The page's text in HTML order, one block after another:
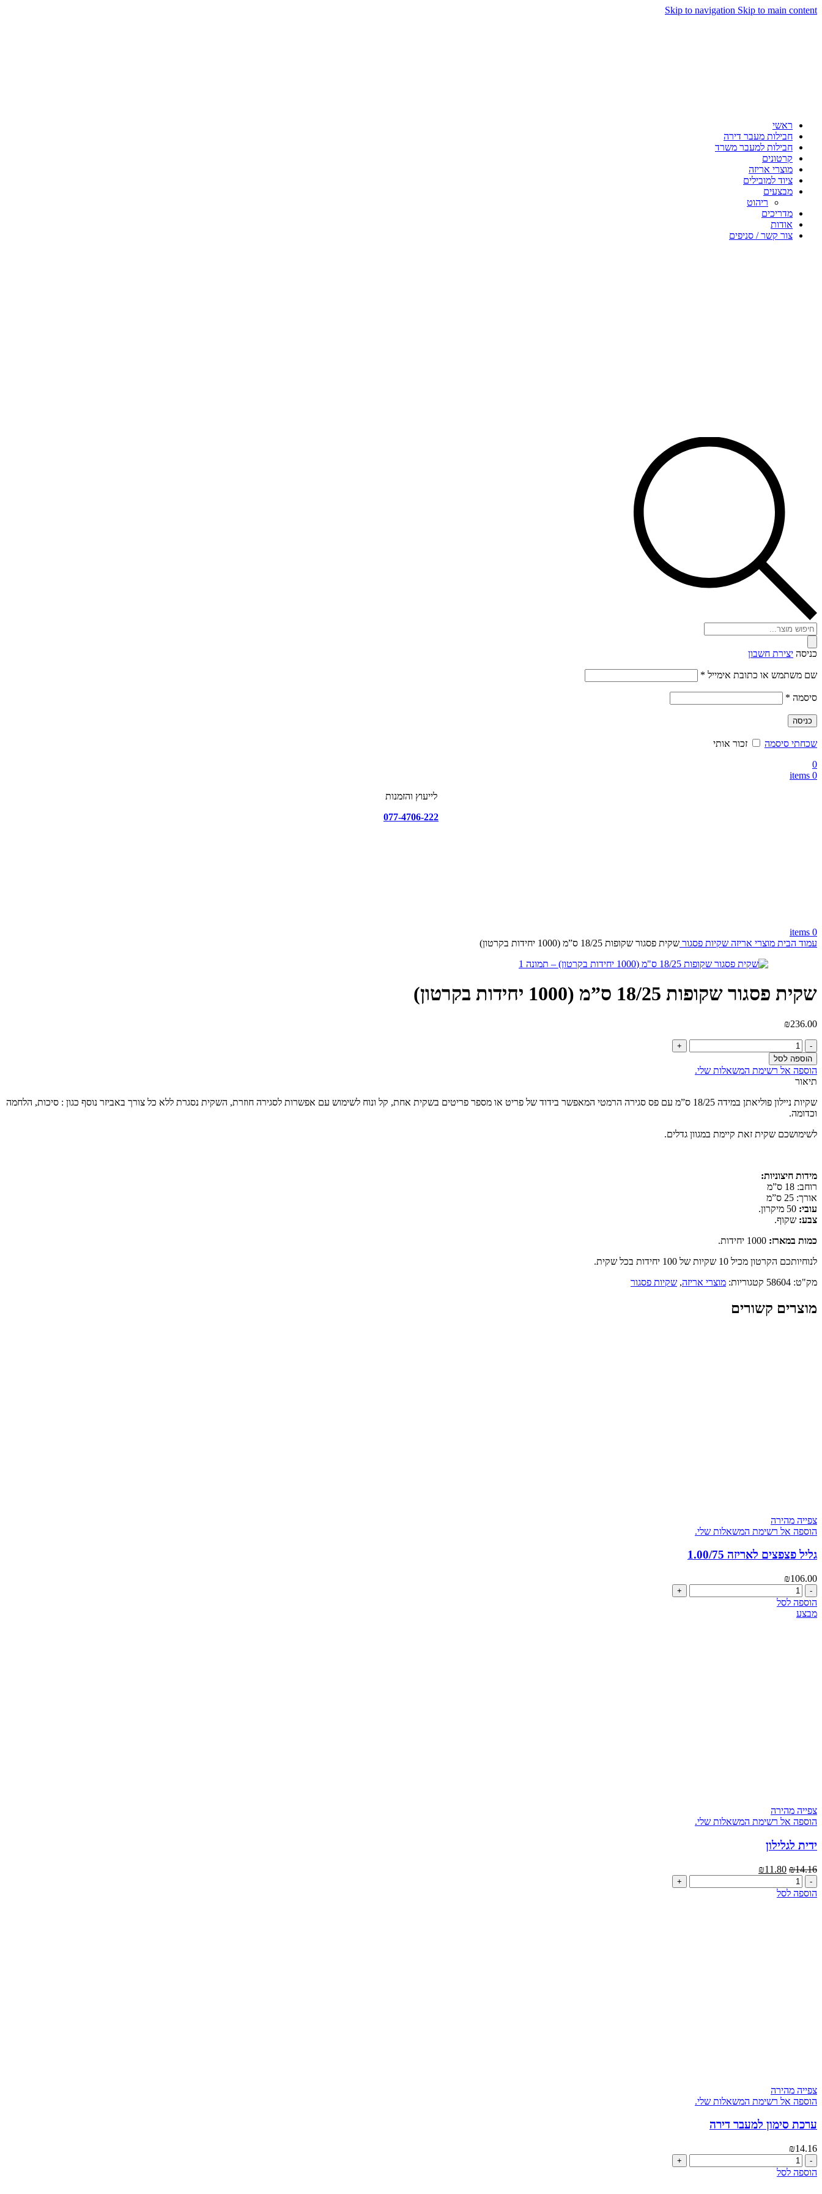
Skip to navigation Skip to main content
ראשי
חבילות מעבר דירה
חבילות למעבר משרד
קרטונים
מוצרי אריזה
ציוד למובילים
מבצעים
ריהוט
מדריכים
אודות
צור קשר / סניפים
Products
search
כניסה יצירת חשבון
שם משתמש או כתובת אימייל *
סיסמה *
כניסה
שכחתי סיסמה
זכור אותי
0
0
items
לייעוץ והזמנות
077-4706-222
0
items
עמוד הבית מוצרי אריזה שקיות פסגור שקית פסגור שקופות 18/25 ס”מ (1000 יחידות בקרטון)
שקית פסגור שקופות 18/25 ס”מ (1000 יחידות בקרטון)
₪236.00
כמות
של
שקית
פסגור
שקופות
18/25
ס"מ
יחידות
הוספה לסל
הוספה אל רשימת המשאלות שלי.
תיאור
שקיות ניילון פוליאתן במידה 18/25 ס”מ עם פס סגירה הרמטי המאפשר בידוד של פריט או מספר פריטים בשקית אחת, קל ונוח לשימוש עם אפשרות לסגירה חוזרת, השקית נסגרת ללא כל צורך באביזר נוסף כגון : סיכות, הלחמה
וכדומה.
לשימושכם שקית זאת קיימת במגוון גדלים.
מידות חיצוניות:
רוחב: 18 ס”מ
אורך: 25 ס”מ
עובי: 50 מיקרון.
צבע: שקוף.
כמות במארז: 1000 יחידות.
לנוחיותכם הקרטון מכיל 10 שקיות של 100 יחידות בכל שקית.
מק"ט: 58604 קטגוריות: מוצרי אריזה, שקיות פסגור
מוצרים קשורים
צפייה מהירה
הוספה אל רשימת המשאלות שלי.
גליל פצפצים לאריזה 1.00/75
₪106.00
כמות
של
גליל
הוספה לסל
מבצע
צפייה מהירה
הוספה אל רשימת המשאלות שלי.
ידית לגלילון
₪14.16
המחיר
היה:
₪11.80
הוא:
כמות
של
הוספה לסל
צפייה מהירה
הוספה אל רשימת המשאלות שלי.
ערכת סימון למעבר דירה
₪14.16
כמות
של
הוספה לסל